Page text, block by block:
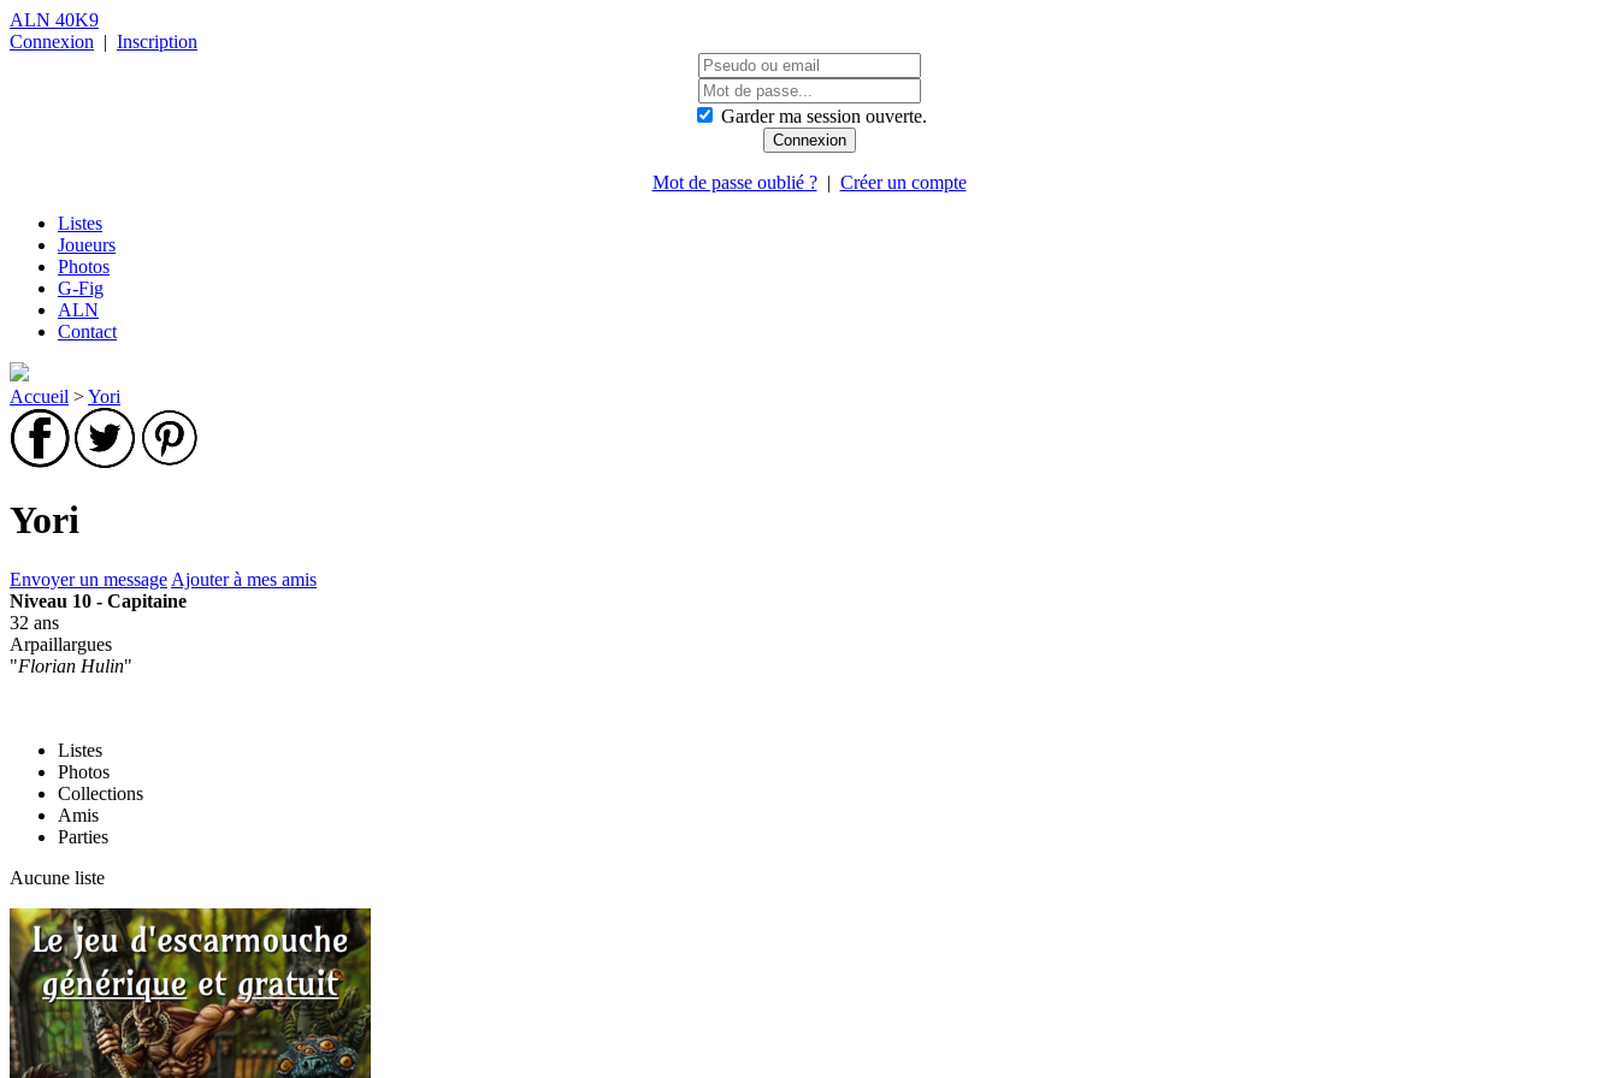
ALN 40K9
Connexion | Inscription
Garder ma session ouverte.
Mot de passe oublié ?| Créer un compte
Listes
Joueurs
Photos
G-Fig
ALN
Contact
Accueil >Yori
Yori
Envoyer un message Ajouter à mes amis
Niveau 10 - Capitaine
32 ans
Arpaillargues
"Florian Hulin"
Listes
Photos
Collections
Amis
Parties
Aucune liste